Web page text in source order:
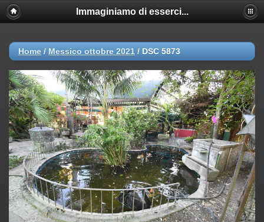
Immaginiamo di esserci...
Home / Messico ottobre 2021 / DSC 5873